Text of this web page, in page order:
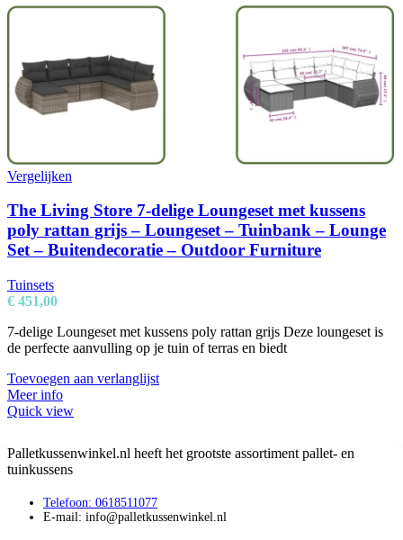
Vergelijken
The Living Store 7-delige Loungeset met kussens
poly rattan grijs – Loungeset – Tuinbank – Lounge
Set – Buitendecoratie – Outdoor Furniture
Tuinsets
€ 451,00
7-delige Loungeset met kussens poly rattan grijs Deze loungeset is
de perfecte aanvulling op je tuin of terras en biedt
Toevoegen aan verlanglijst
Meer info
Quick view
Palletkussenwinkel.nl heeft het grootste assortiment pallet- en
tuinkussens
Telefoon: 0618511077
E-mail: info@palletkussenwinkel.nl